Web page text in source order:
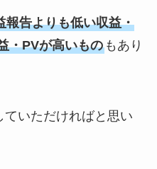
報告よりも低い収益・
・PVが高いものもあり
ていただければと思い